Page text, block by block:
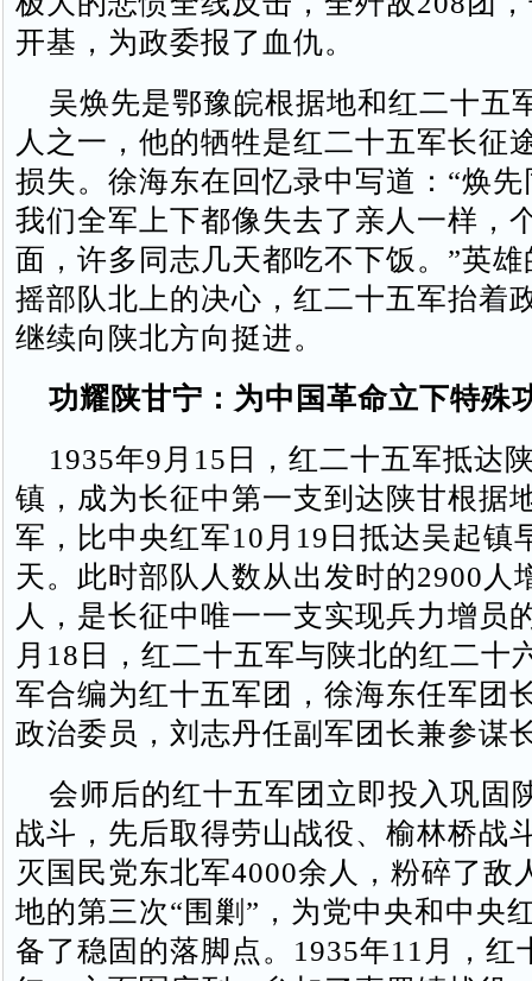
开基，为政委报了血仇。
吴焕先是鄂豫皖根据地和红二十五
人之一，他的牺牲是红二十五军长征
损失。徐海东在回忆录中写道：“焕
我们全军上下都像失去了亲人一样，
面，许多同志几天都吃不下饭。”英
摇部队北上的决心，红二十五军抬着
继续向陕北方向挺进。
功耀陕甘宁：为中国革命立下特殊
1935年9月15日，红二十五军抵达
镇，成为长征中第一支到达陕甘根据
军，比中央红军10月19日抵达吴起镇
天。此时部队人数从出发时的2900人
人，是长征中唯一一支实现兵力增员
月18日，红二十五军与陕北的红二十
军合编为红十五军团，徐海东任军团
政治委员，刘志丹任副军团长兼参谋
会师后的红十五军团立即投入巩固
战斗，先后取得劳山战役、榆林桥战
灭国民党东北军4000余人，粉碎了敌
地的第三次“围剿”，为党中央和中央
备了稳固的落脚点。1935年11月，红